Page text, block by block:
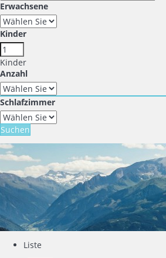
Erwachsene
Kinder
Kinder
Anzahl
Schlafzimmer
Suchen
Liste